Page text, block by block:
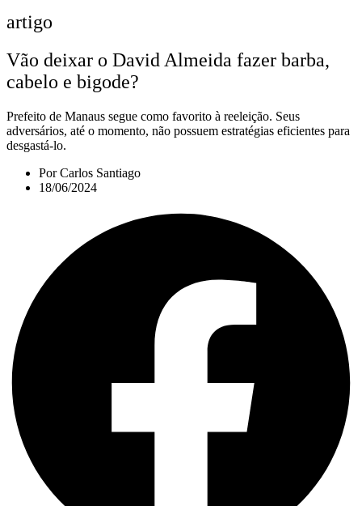
artigo
Vão deixar o David Almeida fazer barba,
cabelo e bigode?
Prefeito de Manaus segue como favorito à reeleição. Seus
adversários, até o momento, não possuem estratégias eficientes para
desgastá-lo.
PorCarlos Santiago
18/06/2024